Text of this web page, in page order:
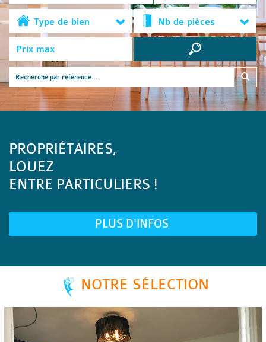
Type de bien Nb de pièces
PROPRIÉTAIRES,
LOUEZ
ENTRE PARTICULIERS !
PLUS D'INFOS
NOTRE SÉLECTION